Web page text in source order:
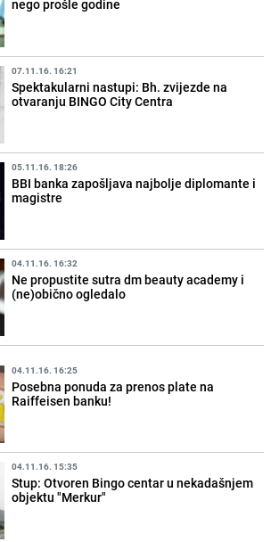
nego prošle godine
07.11.16. 16:21
Spektakularni nastupi: Bh. zvijezde na
otvaranju BINGO City Centra
05.11.16. 18:26
BBI banka zapošljava najbolje diplomante i
magistre
04.11.16. 16:32
Ne propustite sutra dm beauty academy i
(ne)obično ogledalo
04.11.16. 16:25
Posebna ponuda za prenos plate na
Raiffeisen banku!
04.11.16. 15:35
Stup: Otvoren Bingo centar u nekadašnjem
objektu "Merkur"